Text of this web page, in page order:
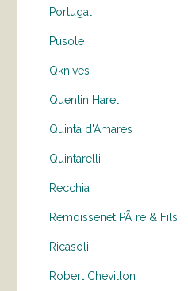
Portugal
Pusole
Qknives
Quentin Harel
Quinta d'Amares
Quintarelli
Recchia
Remoissenet PÃ¨re & Fils
Ricasoli
Robert Chevillon